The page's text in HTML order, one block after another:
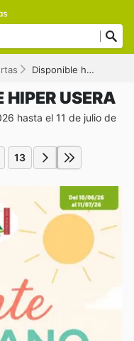
Disponible hasta el 11/07/2026
HIPER USERA
hasta el 11 de julio de
13